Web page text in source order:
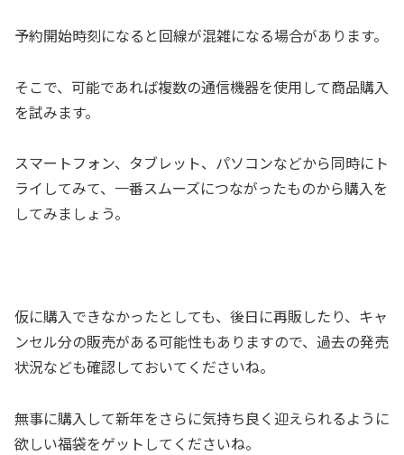
予約開始時刻になると回線が混雑になる場合があります。
そこで、可能であれば複数の通信機器を使用して商品購入
を試みます。
スマートフォン、タブレット、パソコンなどから同時にト
ライしてみて、一番スムーズにつながったものから購入を
してみましょう。
仮に購入できなかったとしても、後日に再販したり、キャ
ンセル分の販売がある可能性もありますので、過去の発売
状況なども確認しておいてくださいね。
無事に購入して新年をさらに気持ち良く迎えられるように
欲しい福袋をゲットしてくださいね。